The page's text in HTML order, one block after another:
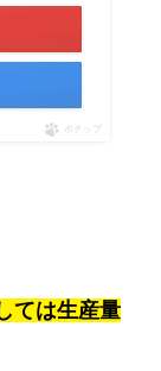
ポチップ
ては生産量